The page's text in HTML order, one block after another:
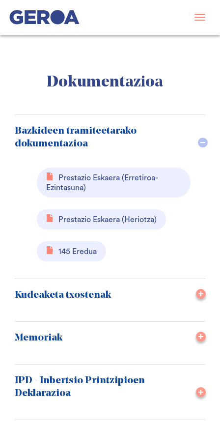
Dokumentazioa
Bazkideen tramiteetarako
dokumentazioa
Prestazio Eskaera (Erretiroa-
Ezintasuna)
Prestazio Eskaera (Heriotza)
145 Eredua
Kudeaketa txostenak
Memoriak
IPD - Inbertsio Printzipioen
Deklarazioa